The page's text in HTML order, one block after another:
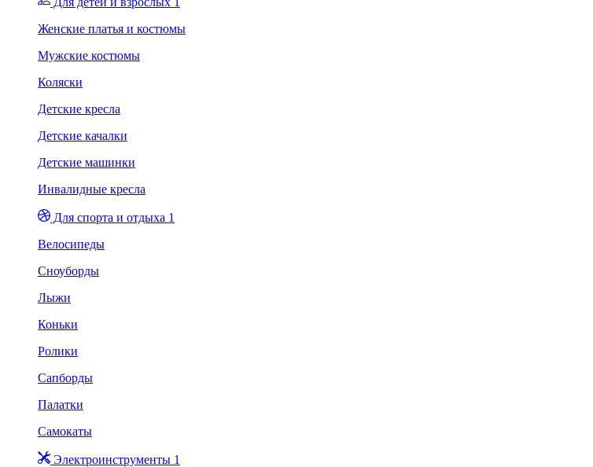
Женские платья и костюмы
Мужские костюмы
Коляски
Детские кресла
Детские качалки
Детские машинки
Инвалидные кресла
Для спорта и отдыха 1
Велосипеды
Сноуборды
Лыжи
Коньки
Ролики
Сапборды
Палатки
Самокаты
Электроинструменты 1